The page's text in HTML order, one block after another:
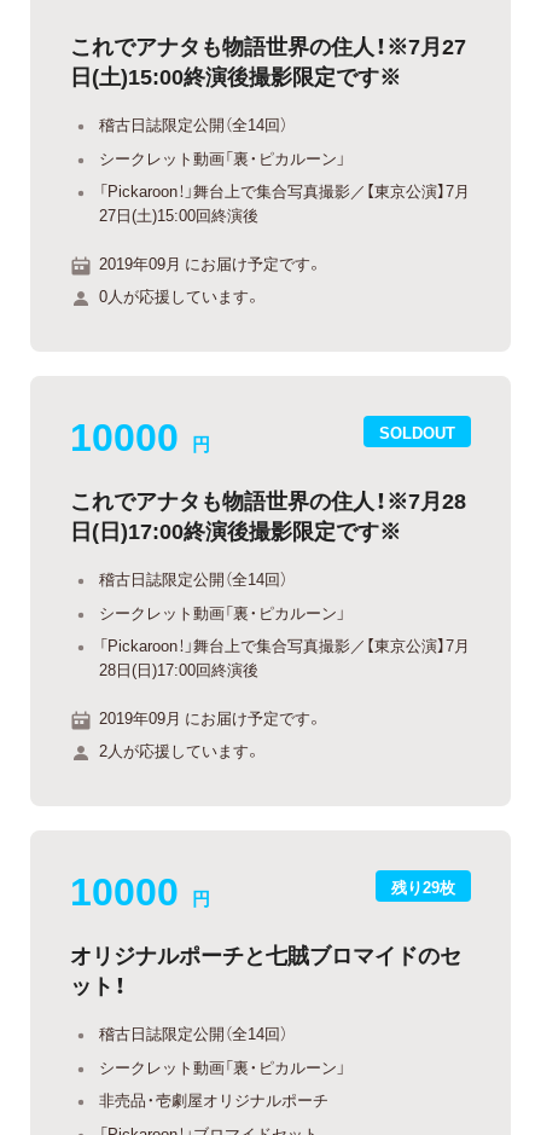
これでアナタも物語世界の住人！※7月27
日(土)15:00終演後撮影限定です※
稽古日誌限定公開（全14回）
シークレット動画「裏・ピカルーン」
「Pickaroon！」舞台上で集合写真撮影／【東京公演】7月
27日(土)15:00回終演後
2019年09月 にお届け予定です。
0人が応援しています。
SOLDOUT
10000 円
これでアナタも物語世界の住人！※7月28
日(日)17:00終演後撮影限定です※
稽古日誌限定公開（全14回）
シークレット動画「裏・ピカルーン」
「Pickaroon！」舞台上で集合写真撮影／【東京公演】7月
28日(日)17:00回終演後
2019年09月 にお届け予定です。
2人が応援しています。
残り29枚
10000 円
オリジナルポーチと七賊ブロマイドのセ
ット！
稽古日誌限定公開（全14回）
シークレット動画「裏・ピカルーン」
非売品・壱劇屋オリジナルポーチ